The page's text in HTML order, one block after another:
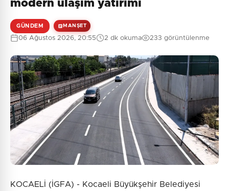
modern ulaşım yatırımı
GÜNDEM MANŞET
06 Ağustos 2026, 20:55 2 dk okuma 233 görüntülenme
KOCAELİ (İGFA) - Kocaeli Büyükşehir Belediyesi